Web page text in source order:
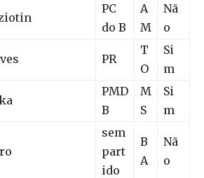
PC
do B
A
M
Nã
o
PR
T
O
Si
m
PMD
B
M
S
Si
m
sem
part
ido
B
A
Nã
o